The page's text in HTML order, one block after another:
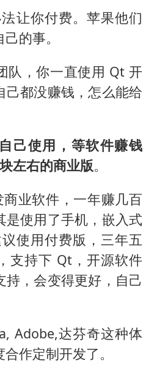
让你付费。苹果他们
的事。
队，你一直使用 Qt 开
己都没赚钱，怎么能给
己使用，等软件赚钱
左右的商业版。
业软件，一年赚几百
是使用了手机，嵌入式
使用付费版，三年五
支持下 Qt，开源软件
持，会变得更好，自己
Adobe,达芬奇这种体
作定制开发了。